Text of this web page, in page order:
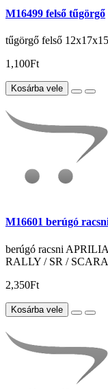
M16499 felső tűgörgő
tűgörgő felső
1,100Ft
Kosárba vele
M16601 berúgó
berúgó racsni
RALLY / SR /
2,350Ft
Kosárba vele